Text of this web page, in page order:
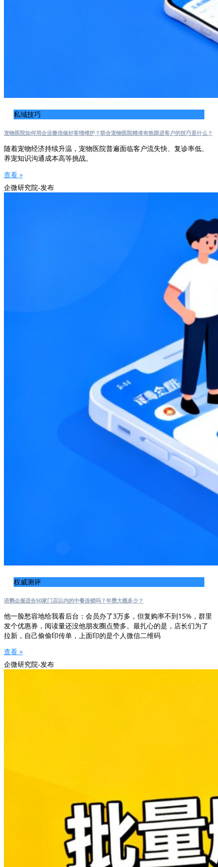
私域技巧
宠物医院如何用企业微信做好客情维护？联合宠物医院精准有效跟进客户的技巧是什么？
随着宠物经济持续升温，宠物医院普遍面临客户流失快、复诊率低、
养宠知识沟通成本高等挑战。
查看 »
企微研究院-发布
权威测评
语鹦企服适合50家门店以内的中餐连锁吗？年费大概多少？
他一脸愁容地给我看后台：会员办了3万多，但复购率不到15%，群里
发个优惠券，阅读量还没他朋友圈点赞多。最扎心的是，店长们为了
拉新，自己偷偷印传单，上面印的是个人微信二维码
查看 »
企微研究院-发布